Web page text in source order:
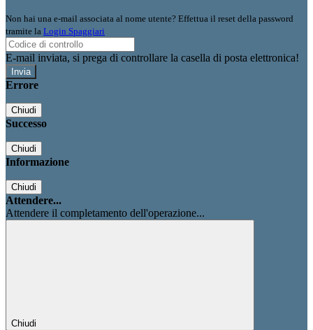
Non hai una e-mail associata al nome utente? Effettua il reset della password
tramite la Login Spaggiari
E-mail inviata, si prega di controllare la casella di posta elettronica!
Errore
Chiudi
Successo
Chiudi
Informazione
Chiudi
Attendere...
Attendere il completamento dell'operazione...
Chiudi